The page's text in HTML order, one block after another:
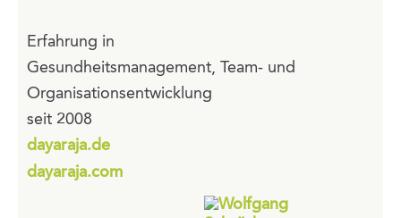
Erfahrung in
Gesundheitsmanagement, Team- und
Organisationsentwicklung
seit 2008
dayaraja.de
dayaraja.com